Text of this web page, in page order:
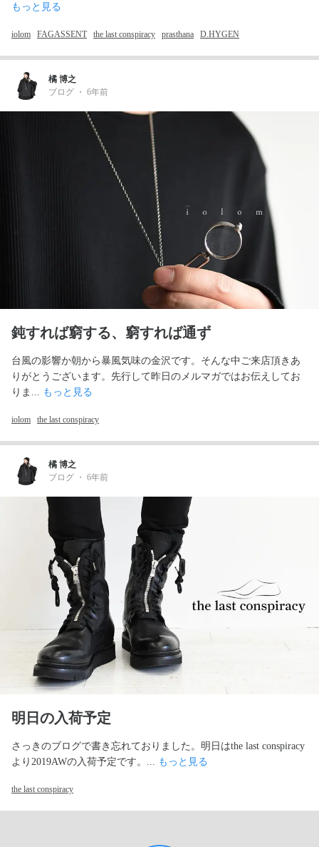
もっと見る
iolom FAGASSENT the last conspiracy prasthana D.HYGEN
橘 博之
ブログ ・ 6年前
鈍すれば窮する、窮すれば通ず
台風の影響か朝から暴風気味の金沢です。そんな中ご来店頂きあ
りがとうございます。先行して昨日のメルマガではお伝えしてお
りま...
もっと見る
iolom the last conspiracy
橘 博之
ブログ ・ 6年前
明日の入荷予定
さっきのブログで書き忘れておりました。明日はthe last conspiracy
より2019AWの入荷予定です。...
もっと見る
the last conspiracy